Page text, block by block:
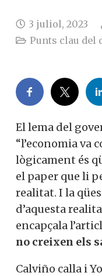
3 juliol, 2023
Punts clau del
El lema del
“l’economia va
lògicament és
el paper que li
realitat. I la
d’aquesta
encapçala
no creixen els
Calviño calla i